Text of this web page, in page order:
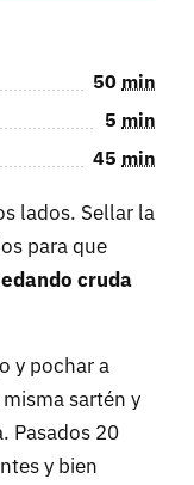
50 min
5 min
45 min
lados. Sellar la
para que
cruda
y pochar a
sartén y
Pasados 20
y bien